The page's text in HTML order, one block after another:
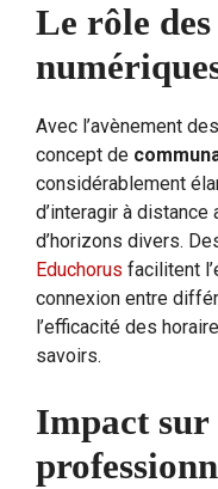
Le rôle
Avec l’avènement
concept de
considérablement
d’interagir à
d’horizons divers.
Educhorus facilitent
connexion entre
l’efficacité des
savoirs.
Impact sur